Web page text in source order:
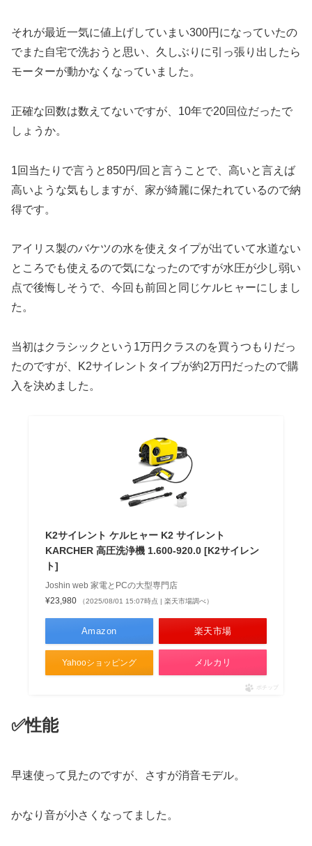
それが最近一気に値上げしていまい300円になっていたの
でまた自宅で洗おうと思い、久しぶりに引っ張り出したら
モーターが動かなくなっていました。
正確な回数は数えてないですが、10年で20回位だったで
しょうか。
1回当たりで言うと850円/回と言うことで、高いと言えば
高いような気もしますが、家が綺麗に保たれているので納
得です。
アイリス製のバケツの水を使えタイプが出ていて水道ない
ところでも使えるので気になったのですが水圧が少し弱い
点で後悔しそうで、今回も前回と同じケルヒャーにしまし
た。
当初はクラシックという1万円クラスのを買うつもりだっ
たのですが、K2サイレントタイプが約2万円だったので購
入を決めました。
K2サイレント ケルヒャー K2 サイレント
KARCHER 高圧洗浄機 1.600-920.0 [K2サイレン
ト]
Joshin web 家電とPCの大型専門店
¥23,980
（2025/08/01 15:07時点 | 楽天市場調べ）
Amazon 楽天市場
Yahooショッピング メルカリ
ポチップ
✅性能
早速使って見たのですが、さすが消音モデル。
かなり音が小さくなってました。